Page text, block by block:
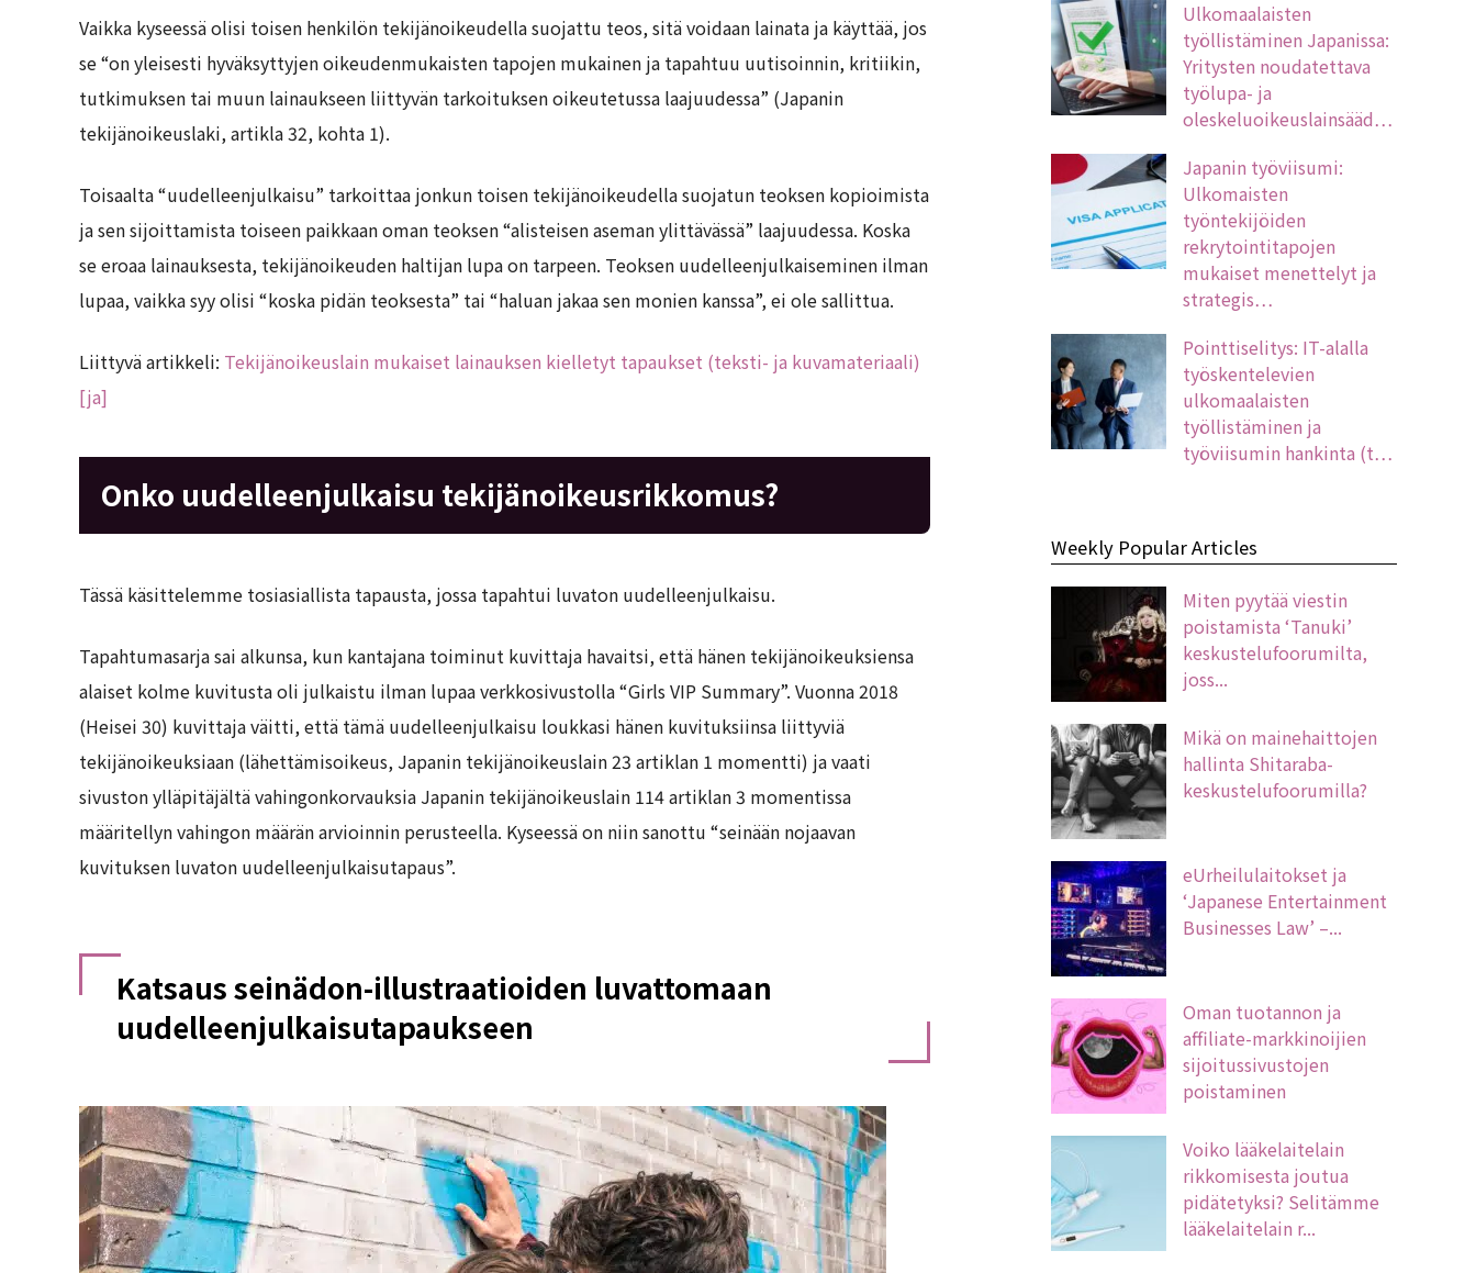
Vaikka kyseessä olisi toisen henkilön tekijänoikeudella suojattu teos, sitä voidaan lainata ja käyttää, jos
se “on yleisesti hyväksyttyjen oikeudenmukaisten tapojen mukainen ja tapahtuu uutisoinnin, kritiikin,
tutkimuksen tai muun lainaukseen liittyvän tarkoituksen oikeutetussa laajuudessa” (Japanin
tekijänoikeuslaki, artikla 32, kohta 1).
Toisaalta “uudelleenjulkaisu” tarkoittaa jonkun toisen tekijänoikeudella suojatun teoksen kopioimista
ja sen sijoittamista toiseen paikkaan oman teoksen “alisteisen aseman ylittävässä” laajuudessa. Koska
se eroaa lainauksesta, tekijänoikeuden haltijan lupa on tarpeen. Teoksen uudelleenjulkaiseminen ilman
lupaa, vaikka syy olisi “koska pidän teoksesta” tai “haluan jakaa sen monien kanssa”, ei ole sallittua.
Liittyvä artikkeli: Tekijänoikeuslain mukaiset lainauksen kielletyt tapaukset (teksti- ja kuvamateriaali)
[ja]
Onko uudelleenjulkaisu tekijänoikeusrikkomus?
Tässä käsittelemme tosiasiallista tapausta, jossa tapahtui luvaton uudelleenjulkaisu.
Tapahtumasarja sai alkunsa, kun kantajana toiminut kuvittaja havaitsi, että hänen tekijänoikeuksiensa
alaiset kolme kuvitusta oli julkaistu ilman lupaa verkkosivustolla “Girls VIP Summary”. Vuonna 2018
(Heisei 30) kuvittaja väitti, että tämä uudelleenjulkaisu loukkasi hänen kuvituksiinsa liittyviä
tekijänoikeuksiaan (lähettämisoikeus, Japanin tekijänoikeuslain 23 artiklan 1 momentti) ja vaati
sivuston ylläpitäjältä vahingonkorvauksia Japanin tekijänoikeuslain 114 artiklan 3 momentissa
määritellyn vahingon määrän arvioinnin perusteella. Kyseessä on niin sanottu “seinään nojaavan
kuvituksen luvaton uudelleenjulkaisutapaus”.
Katsaus seinädon-illustraatioiden luvattomaan
uudelleenjulkaisutapaukseen
Ulkomaalaisten
työllistäminen Japanissa:
Yritysten noudatettava
työlupa- ja
oleskeluoikeuslainsääd…
Japanin työviisumi:
Ulkomaisten
työntekijöiden
rekrytointitapojen
mukaiset menettelyt ja
strategis…
Pointtiselitys: IT-alalla
työskentelevien
ulkomaalaisten
työllistäminen ja
työviisumin hankinta (t…
Weekly Popular Articles
Miten pyytää viestin
poistamista ‘Tanuki’
keskustelufoorumilta,
joss...
Mikä on mainehaittojen
hallinta Shitaraba-
keskustelufoorumilla?
eUrheilulaitokset ja
‘Japanese Entertainment
Businesses Law’ –...
Oman tuotannon ja
affiliate-markkinoijien
sijoitussivustojen
poistaminen
Voiko lääkelaitelain
rikkomisesta joutua
pidätetyksi? Selitämme
lääkelaitelain r...